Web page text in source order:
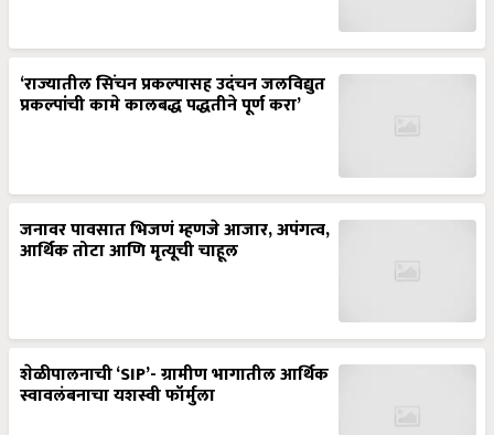
‘राज्यातील सिंचन प्रकल्पासह उदंचन जलविद्युत
प्रकल्पांची कामे कालबद्ध पद्धतीने पूर्ण करा’
जनावर पावसात भिजणं म्हणजे आजार, अपंगत्व,
आर्थिक तोटा आणि मृत्यूची चाहूल
शेळीपालनाची ‘SIP’- ग्रामीण भागातील आर्थिक
स्वावलंबनाचा यशस्वी फॉर्मुला